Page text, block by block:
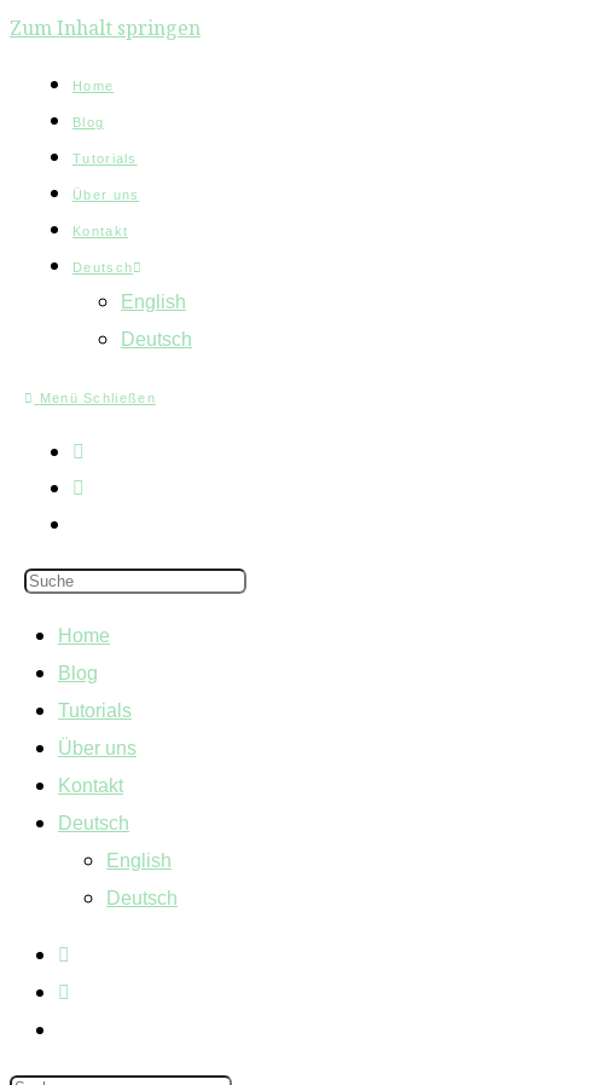
Zum Inhalt springen
Home
Blog
Tutorials
Über uns
Kontakt
Deutsch
English
Deutsch
Menü Schließen
Home
Blog
Tutorials
Über uns
Kontakt
Deutsch
English
Deutsch